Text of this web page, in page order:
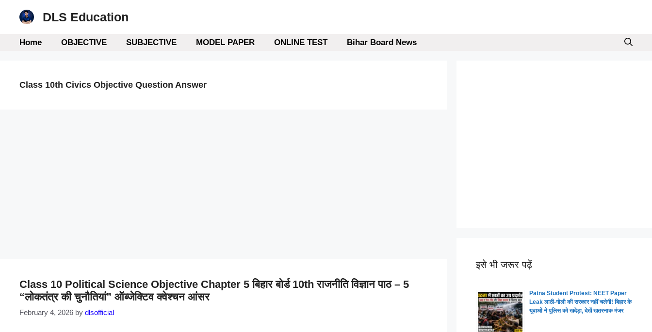
DLS Education
Home OBJECTIVE SUBJECTIVE MODEL PAPER ONLINE TEST Bihar Board News
Class 10th Civics Objective Question Answer
Class 10 Political Science Objective Chapter 5 बिहार बोर्ड 10th राजनीति विज्ञान पाठ – 5
“लोकतंत्र की चुनौतियां” ऑब्जेक्टिव क्वेश्चन आंसर
February 4, 2026 by dlsofficial
इसे भी जरूर पढ़ें
Patna Student Protest: NEET Paper
Leak लाठी-गोली की सरकार नहीं चलेगी! बिहार के
युवाओं ने पुलिस को खदेड़ा, देखें खतरनाक मंजर